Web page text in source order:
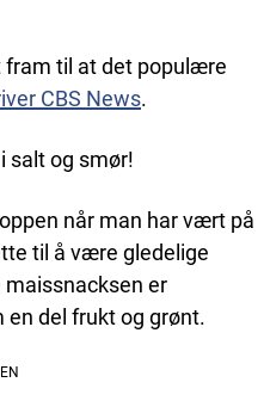
fram til at det populære
CBS News.
salt og smør!
når man har vært på
til å være gledelige
er
del frukt og grønt.